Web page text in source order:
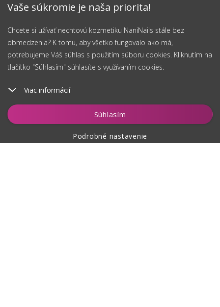
Vaše súkromie je naša priorita!
Chcete si užívať nechtovú kozmetiku NaniNails stále bez
obmedzenia? K tomu, aby všetko fungovalo ako má,
potrebujeme Váš súhlas s použitím súboru cookies. Kliknutím na
tlačítko "Súhlasím" súhlasíte s využívaním cookies.
Viac informácií
Súhlasím
Podrobné nastavenie
Vložiť do košíka